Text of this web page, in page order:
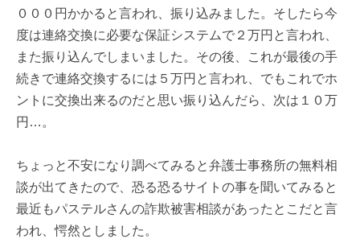
０００円かかると言われ、振り込みました。そしたら今
度は連絡交換に必要な保証システムで２万円と言われ、
また振り込んでしまいました。その後、これが最後の手
続きで連絡交換するには５万円と言われ、でもこれでホ
ントに交換出来るのだと思い振り込んだら、次は１０万
円…。
ちょっと不安になり調べてみると弁護士事務所の無料相
談が出てきたので、恐る恐るサイトの事を聞いてみると
最近もパステルさんの詐欺被害相談があったとこだと言
われ、愕然としました。